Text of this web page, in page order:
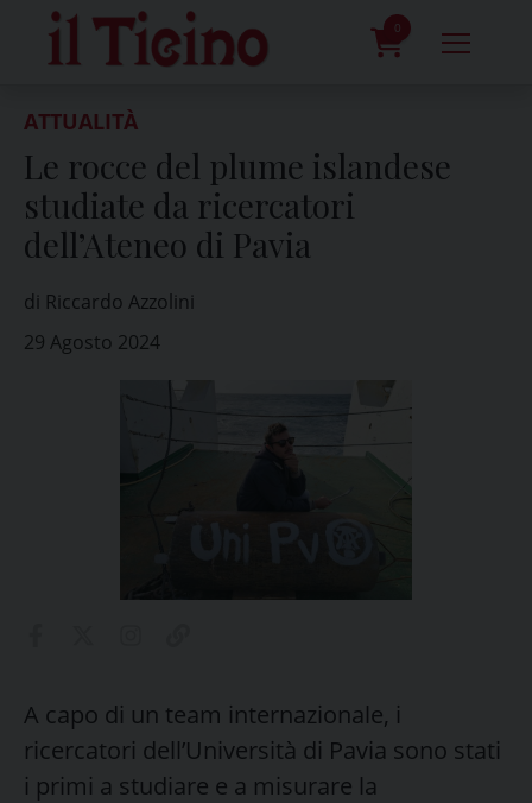
content
0
ATTUALITÀ
Le rocce del plume islandese
studiate da ricercatori
dell’Ateneo di Pavia
di Riccardo Azzolini
29 Agosto 2024
A capo di un team internazionale, i
ricercatori dell’Università di Pavia sono stati
i primi a studiare e a misurare la